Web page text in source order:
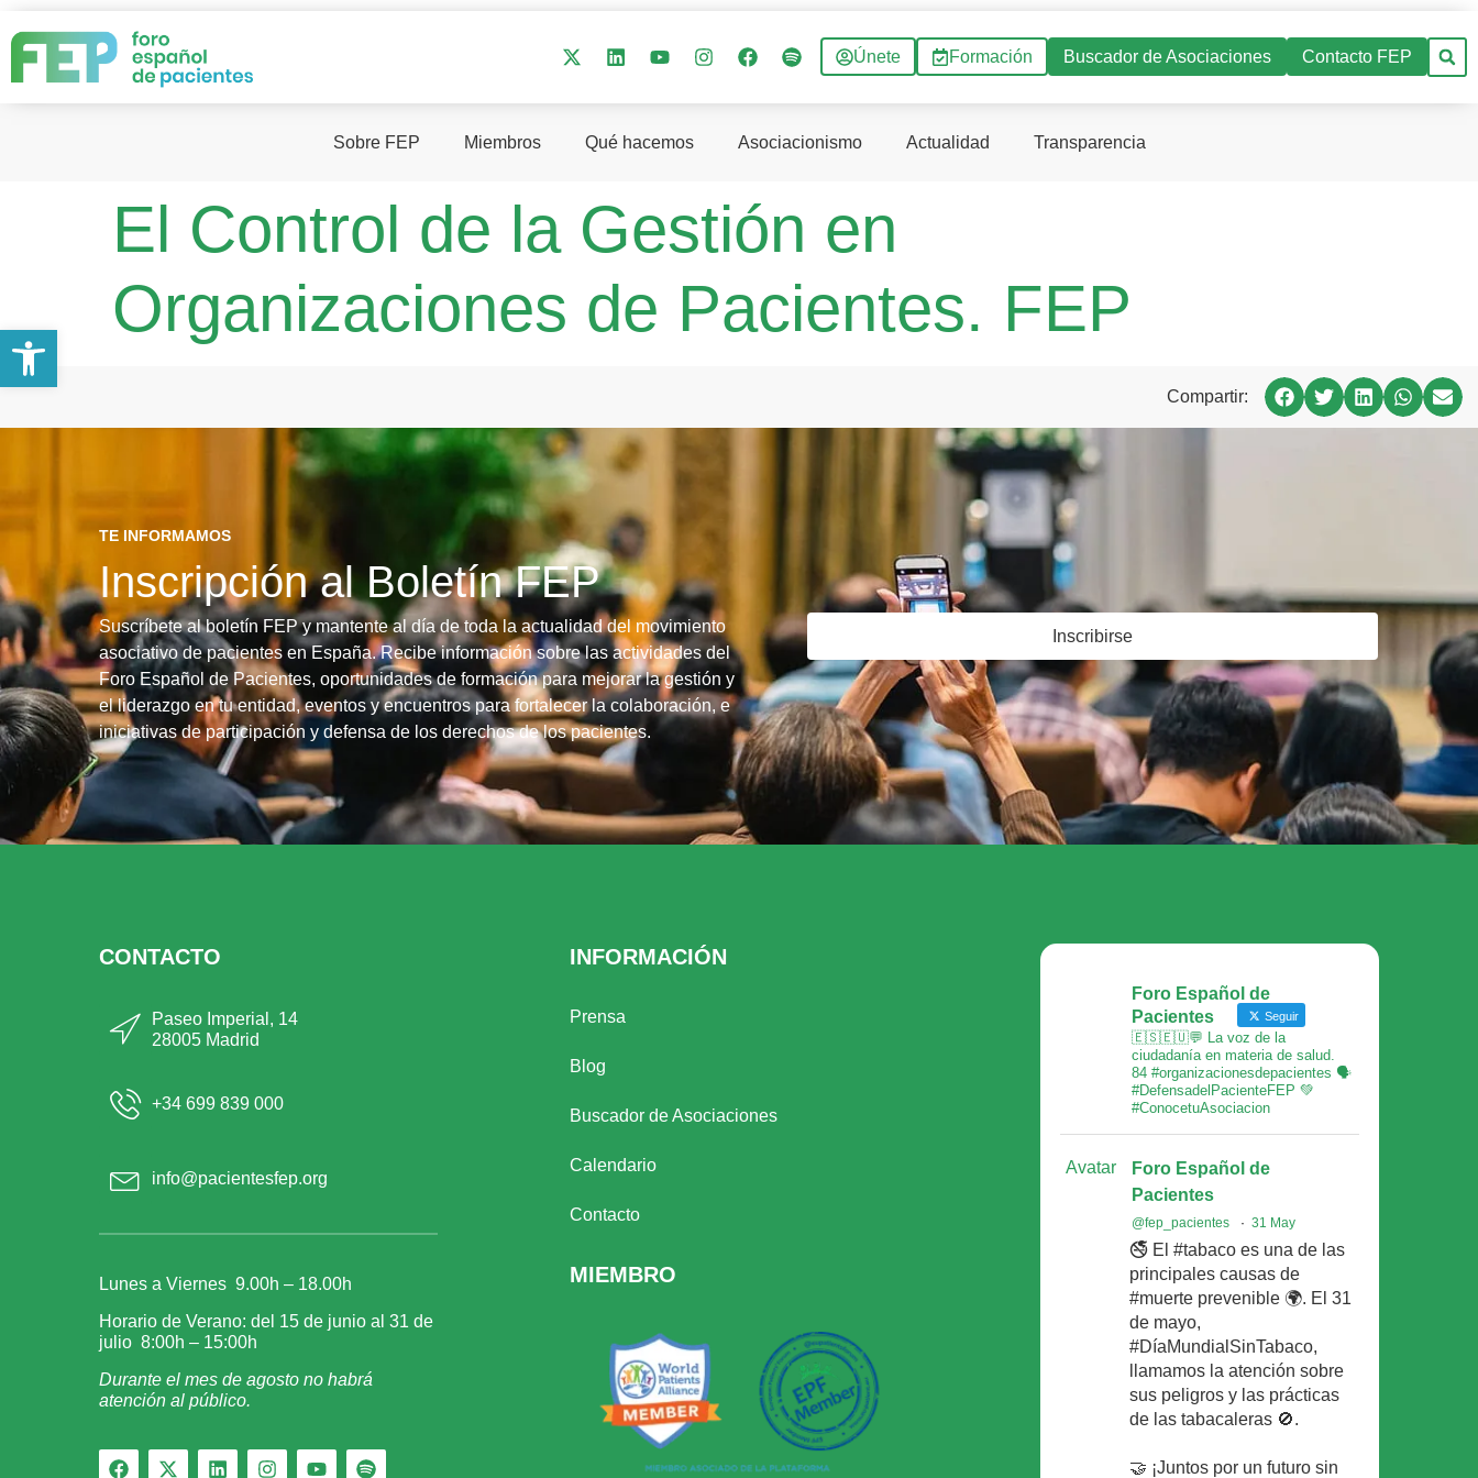
Únete Formación Buscador de Asociaciones Contacto FEP
Sobre FEP Miembros Qué hacemos Asociacionismo Actualidad Transparencia
El Control de la Gestión en
Organizaciones de Pacientes. FEP
Compartir:
TE INFORMAMOS
Inscripción al Boletín FEP
Suscríbete al boletín FEP y mantente al día de toda la actualidad del movimiento
asociativo de pacientes en España. Recibe información sobre las actividades del
Foro Español de Pacientes, oportunidades de formación para mejorar la gestión y
el liderazgo en tu entidad, eventos y encuentros para fortalecer la colaboración, e
iniciativas de participación y defensa de los derechos de los pacientes.
Inscribirse
CONTACTO
Paseo Imperial, 14
28005 Madrid
+34 699 839 000
info@pacientesfep.org
Lunes a Viernes 9.00h – 18.00h
Horario de Verano: del 15 de junio al 31 de
julio 8:00h – 15:00h
Durante el mes de agosto no habrá
atención al público.
INFORMACIÓN
Prensa
Blog
Buscador de Asociaciones
Calendario
Contacto
MIEMBRO
Foro Español de
Pacientes
Seguir
🇪🇸🇪🇺💬 La voz de la
ciudadanía en materia de salud.
84 #organizacionesdepacientes 🗣
#DefensadelPacienteFEP 💚
#ConocetuAsociacion
Avatar
Foro Español de
Pacientes
@fep_pacientes · 31 May
🚭 El #tabaco es una de las
principales causas de
#muerte prevenible 🌍. El 31
de mayo,
#DíaMundialSinTabaco,
llamamos la atención sobre
sus peligros y las prácticas
de las tabacaleras 🚫.
🤝 ¡Juntos por un futuro sin
Abrir barra de herramientas